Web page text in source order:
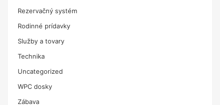
Rezervačný systém
Rodinné prídavky
Služby a tovary
Technika
Uncategorized
WPC dosky
Zábava